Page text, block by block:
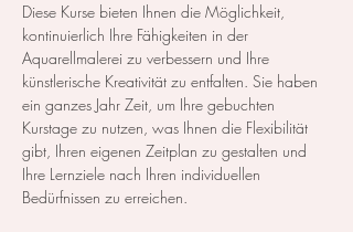
Diese Kurse bieten Ihnen die Möglichkeit,
kontinuierlich Ihre Fähigkeiten in der
Aquarellmalerei zu verbessern und Ihre
künstlerische Kreativität zu entfalten. Sie haben
ein ganzes Jahr Zeit, um Ihre gebuchten
Kurstage zu nutzen, was Ihnen die Flexibilität
gibt, Ihren eigenen Zeitplan zu gestalten und
Ihre Lernziele nach Ihren individuellen
Bedürfnissen zu erreichen.